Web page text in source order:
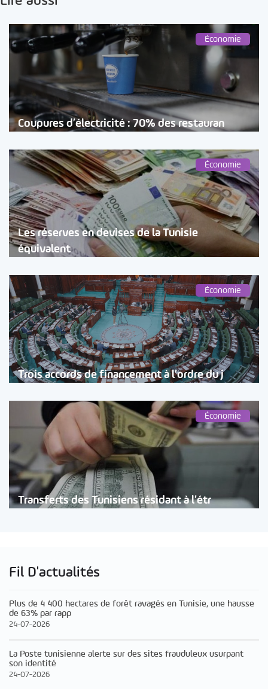
Économie
Coupures d’électricité : 70% des restauran
Économie
Les réserves en devises de la Tunisie
équivalent
Économie
Trois accords de financement à l’ordre du j
Économie
Transferts des Tunisiens résidant à l’étr
Fil D'actualités
Plus de 4 400 hectares de forêt ravagés en Tunisie, une hausse
de 63% par rapp
24-07-2026
La Poste tunisienne alerte sur des sites frauduleux usurpant
son identité
24-07-2026